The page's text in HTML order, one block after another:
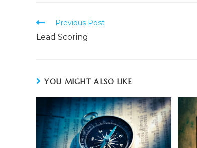
Previous Post
Lead Scoring
YOU MIGHT ALSO LIKE